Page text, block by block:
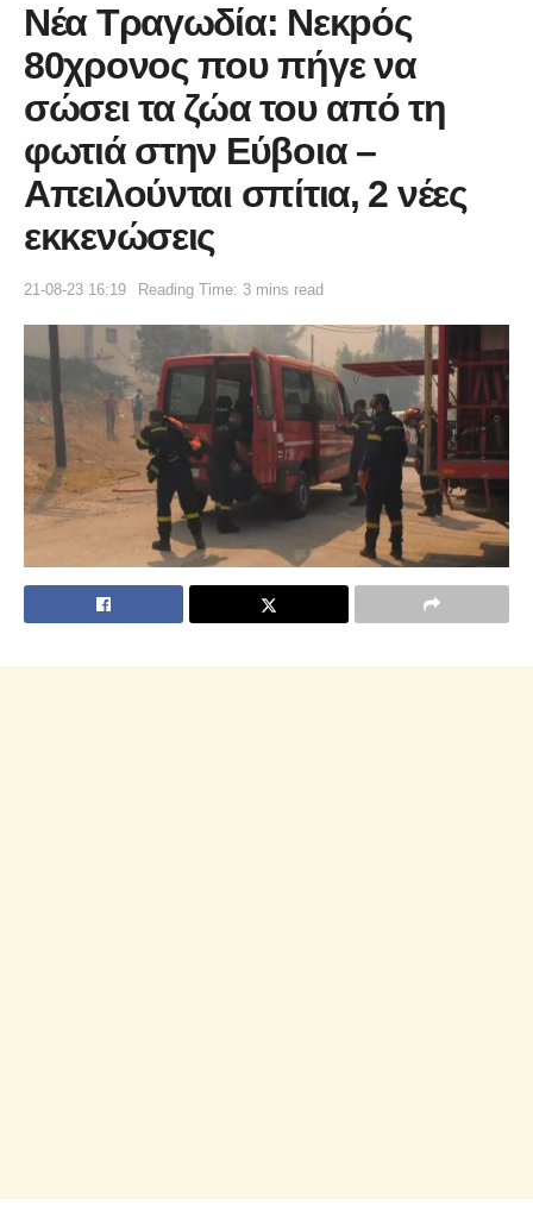
Νέα Τραγωδία: Νεκpός
80χρονος που πήγε να
σώσει τα ζώα του από τη
φωτιά στην Εύβοια –
Απειλούνται σπίτια, 2 νέες
εκκενώσεις
21-08-23 16:19 Reading Time: 3 mins read